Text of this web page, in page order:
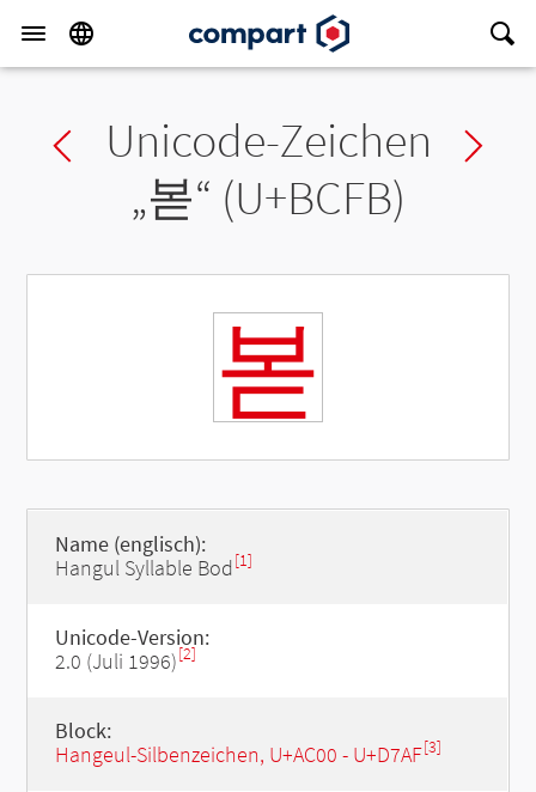
Previous char
Unicode-Zeichen
„볻“ (U+BCFB)
볻
Name (englisch):
Hangul Syllable Bod[1]
Unicode-Version:
2.0 (Juli 1996)[2]
Block:
Hangeul-Silbenzeichen, U+AC00 - U+D7AF[3]